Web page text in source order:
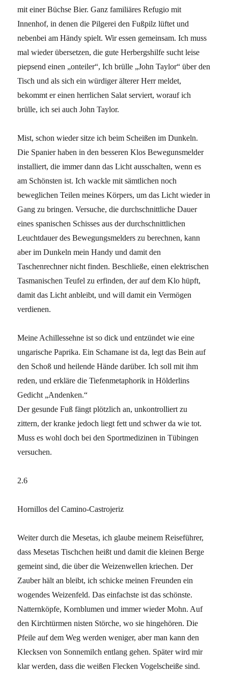
mit einer Büchse Bier. Ganz familiäres Refugio mit
Innenhof, in denen die Pilgerei den Fußpilz lüftet und
nebenbei am Händy spielt. Wir essen gemeinsam. Ich muss
mal wieder übersetzen, die gute Herbergshilfe sucht leise
piepsend einen „onteiler“, Ich brülle „John Taylor“ über den
Tisch und als sich ein würdiger älterer Herr meldet,
bekommt er einen herrlichen Salat serviert, worauf ich
brülle, ich sei auch John Taylor.
Mist, schon wieder sitze ich beim Scheißen im Dunkeln.
Die Spanier haben in den besseren Klos Bewegunsmelder
installiert, die immer dann das Licht ausschalten, wenn es
am Schönsten ist. Ich wackle mit sämtlichen noch
beweglichen Teilen meines Körpers, um das Licht wieder in
Gang zu bringen. Versuche, die durchschnittliche Dauer
eines spanischen Schisses aus der durchschnittlichen
Leuchtdauer des Bewegungsmelders zu berechnen, kann
aber im Dunkeln mein Handy und damit den
Taschenrechner nicht finden. Beschließe, einen elektrischen
Tasmanischen Teufel zu erfinden, der auf dem Klo hüpft,
damit das Licht anbleibt, und will damit ein Vermögen
verdienen.
Meine Achillessehne ist so dick und entzündet wie eine
ungarische Paprika. Ein Schamane ist da, legt das Bein auf
den Schoß und heilende Hände darüber. Ich soll mit ihm
reden, und erkläre die Tiefenmetaphorik in Hölderlins
Gedicht „Andenken.“
Der gesunde Fuß fängt plötzlich an, unkontrolliert zu
zittern, der kranke jedoch liegt fett und schwer da wie tot.
Muss es wohl doch bei den Sportmedizinen in Tübingen
versuchen.
2.6
Hornillos del Camino-Castrojeriz
Weiter durch die Mesetas, ich glaube meinem Reiseführer,
dass Mesetas Tischchen heißt und damit die kleinen Berge
gemeint sind, die über die Weizenwellen kriechen. Der
Zauber hält an bleibt, ich schicke meinen Freunden ein
wogendes Weizenfeld. Das einfachste ist das schönste.
Natternköpfe, Kornblumen und immer wieder Mohn. Auf
den Kirchtürmen nisten Störche, wo sie hingehören. Die
Pfeile auf dem Weg werden weniger, aber man kann den
Klecksen von Sonnemilch entlang gehen. Später wird mir
klar werden, dass die weißen Flecken Vogelscheiße sind.